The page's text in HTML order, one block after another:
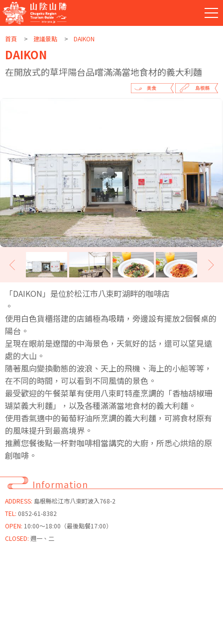
首頁 建議景點 DAIKON
DAIKON
在開放式的草坪陽台品嚐滿滿當地食材的義大利麵
「DAIKON」是位於松江市八束町湖畔的咖啡店
。
使用白色貨櫃搭建的店鋪極為吸睛，旁邊設有擺放2個餐桌的
陽台。
呈現在眼前是遼闊的中海景色，天氣好的話，還可以望見遠
處的大山。
隨著風向變換動態的波浪、天上的飛機、海上的小船等等，
在不同的時間，可以看到不同風情的景色。
最受歡迎的午餐菜單有使用八束町特產烹調的「香柚胡椒珊
瑚菜義大利麵」，以及各種滿滿當地食材的義大利麵。
使用香氣適中的葡萄籽油所烹調的義大利麵，可將食材原有
的風味提升到最高境界。
推薦您餐後點一杯對咖啡相當講究的大廚，所悉心烘焙的原
創咖啡。
Information
ADDRESS: 島根縣松江市八束町波入768-2
TEL: 0852-61-8382
OPEN: 10:00～18:00（最後點餐17:00）
CLOSED: 週一、二